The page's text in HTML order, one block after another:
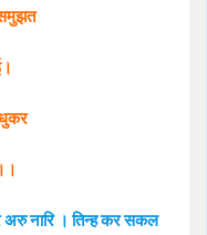
नारि । तिन्ह कर सकल